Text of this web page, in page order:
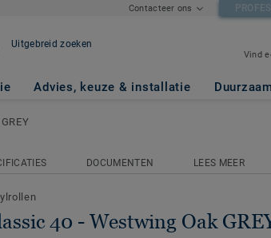
Contacteer ons
Uitgebreid zoeken
Vind
Advies, keuze & installatie
DOCUMENTEN LEES MEER
40 - Westwing Oak